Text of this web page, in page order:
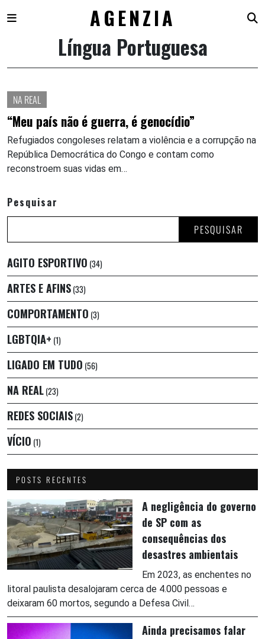
content
AGENZIA
Língua Portuguesa
NA REAL
“Meu país não é guerra, é genocídio”
Refugiados congoleses relatam a violência e a corrupção na
República Democrática do Congo e contam como
reconstroem suas vidas em…
Pesquisar
PESQUISAR
AGITO ESPORTIVO (34)
ARTES E AFINS(33)
COMPORTAMENTO (3)
LGBTQIA+ (1)
LIGADO EM TUDO (56)
NA REAL(23)
REDES SOCIAIS(2)
VÍCIO (1)
POSTS RECENTES
A negligência do governo
de SP com as
consequências dos
desastres ambientais
Em 2023, as enchentes no
litoral paulista desalojaram cerca de 4.000 pessoas e
deixaram 60 mortos, segundo a Defesa Civil…
Ainda precisamos falar